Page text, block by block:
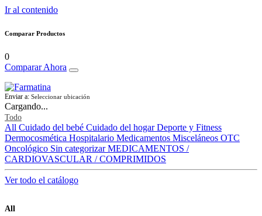
Ir al contenido
Comparar Productos
0
Comparar Ahora
Enviar a: Seleccionar ubicación
Cargando...
Todo
All Cuidado del bebé Cuidado del hogar Deporte y Fitness
Dermocosmética Hospitalario Medicamentos Misceláneos OTC
Oncológico Sin categorizar MEDICAMENTOS /
CARDIOVASCULAR / COMPRIMIDOS
Ver todo el catálogo
All